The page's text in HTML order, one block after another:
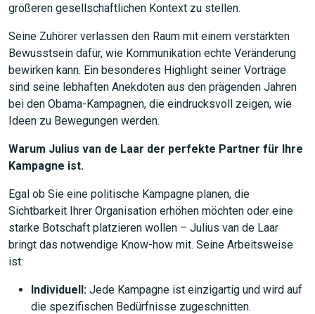
größeren gesellschaftlichen Kontext zu stellen.
Seine Zuhörer verlassen den Raum mit einem verstärkten
Bewusstsein dafür, wie Kommunikation echte Veränderung
bewirken kann. Ein besonderes Highlight seiner Vorträge
sind seine lebhaften Anekdoten aus den prägenden Jahren
bei den Obama-Kampagnen, die eindrucksvoll zeigen, wie
Ideen zu Bewegungen werden.
Warum Julius van de Laar der perfekte Partner für Ihre
Kampagne ist.
Egal ob Sie eine politische Kampagne planen, die
Sichtbarkeit Ihrer Organisation erhöhen möchten oder eine
starke Botschaft platzieren wollen – Julius van de Laar
bringt das notwendige Know-how mit. Seine Arbeitsweise
ist:
Individuell: Jede Kampagne ist einzigartig und wird auf
die spezifischen Bedürfnisse zugeschnitten.